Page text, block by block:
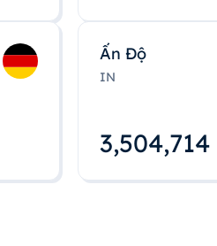
Ấn Độ
IN
3,504,715